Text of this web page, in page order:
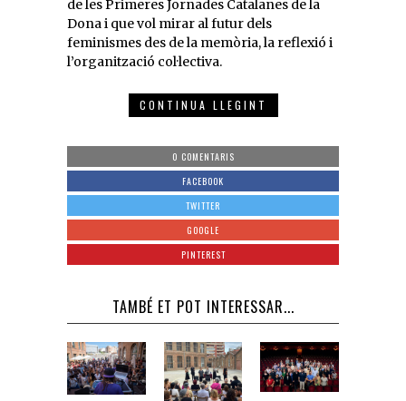
de les Primeres Jornades Catalanes de la
Dona i que vol mirar al futur dels
feminismes des de la memòria, la reflexió i
l’organització col·lectiva.
CONTINUA LLEGINT
0 COMENTARIS
FACEBOOK
TWITTER
GOOGLE
PINTEREST
TAMBÉ ET POT INTERESSAR...